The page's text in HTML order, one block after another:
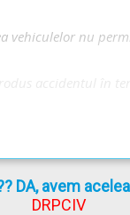
nu
iar accidentul
DA, avem
DRPCIV